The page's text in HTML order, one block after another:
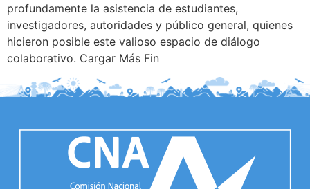
profundamente la asistencia de estudiantes,
investigadores, autoridades y público general, quienes
hicieron posible este valioso espacio de diálogo
colaborativo. Cargar Más Fin